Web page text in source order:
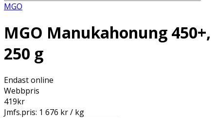
MGO
MGO Manukahonung 450+,
250 g
Endast online
Webbpris
419kr
Jmfs.pris: 1 676 kr / kg